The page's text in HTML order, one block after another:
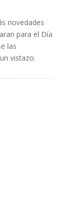
novedades
para el Día
las
vistazo.